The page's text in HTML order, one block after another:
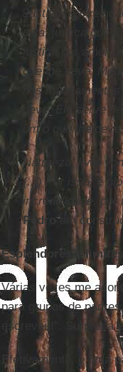
Justiça (em
seja, justiça que
justiça por amor
que lhe deve.
nos
deve. Ele serve
um o que lhe deve.
Natureza, livre
(...) Por isso, é
incredulidade, por
Pedro em
Esplendores e limites
Várias vezes me
para grupos de
escreveu!". Surpresa
Efetivamente, é uma